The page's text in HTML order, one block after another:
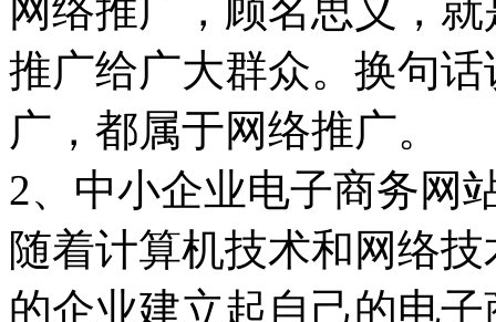
网络推广，顾名思义，
推广给广大群众。换句
广，都属于网络推广。
2、中小企业电子商务网
随着计算机技术和网络
的企业建立起自己的电